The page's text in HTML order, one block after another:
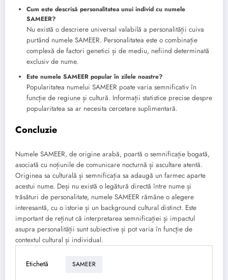
Cum este descrisă personalitatea unui individ cu numele
SAMEER?
Nu există o descriere universal valabilă a personalității cuiva
purtând numele SAMEER. Personalitatea este o combinație
complexă de factori genetici și de mediu, nefiind determinată
exclusiv de nume.
Este numele SAMEER popular în zilele noastre?
Popularitatea numelui SAMEER poate varia semnificativ în
funcție de regiune și cultură. Informații statistice precise despre
popularitatea sa ar necesita cercetare suplimentară.
Concluzie
Numele SAMEER, de origine arabă, poartă o semnificație bogată,
asociată cu noțiunile de comunicare nocturnă și ascultare atentă.
Originea sa culturală și semnificația sa adaugă un farmec aparte
acestui nume. Deși nu există o legătură directă între nume și
trăsături de personalitate, numele SAMEER rămâne o alegere
interesantă, cu o istorie și un background cultural distinct. Este
important de reținut că interpretarea semnificației și impactul
asupra personalității sunt subiective și pot varia în funcție de
contextul cultural și individual.
Etichetă SAMEER